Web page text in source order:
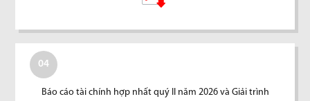
04
Báo cáo tài chính hợp nhất quý II năm 2026 và Giải trình